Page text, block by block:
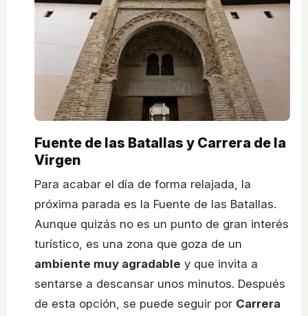
Fuente de las Batallas y Carrera de la
Virgen
Para acabar el día de forma relajada, la
próxima parada es la Fuente de las Batallas.
Aunque quizás no es un punto de gran interés
turístico, es una zona que goza de un
ambiente muy agradable y que invita a
sentarse a descansar unos minutos. Después
de esta opción, se puede seguir por Carrera